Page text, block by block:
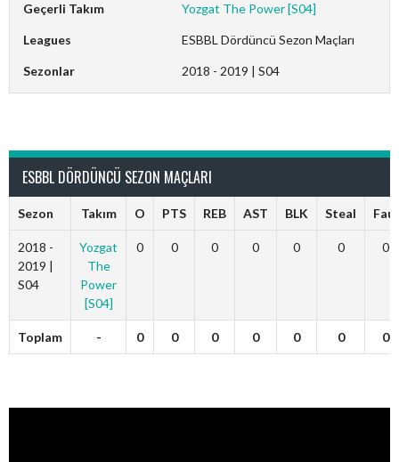
Geçerli Takım Yozgat The Power [S04]
Leagues ESBBL Dördüncü Sezon Maçları
Sezonlar 2018 - 2019 | S04
ESBBL DÖRDÜNCÜ SEZON MAÇLARI
Sezon Takım O PTS REB AST BLK Steal Faul
2018 -
2019 |
S04
Yozgat
The
Power
[S04]
0 0 0 0 0 0 0
Toplam - 0 0 0 0 0 0 0